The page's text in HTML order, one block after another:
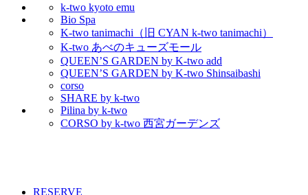
k-two kyoto emu
Bio Spa
K-two tanimachi（旧 CYAN k-two tanimachi）
K-two あべのキューズモール
QUEEN’S GARDEN by K-two add
QUEEN’S GARDEN by K-two Shinsaibashi
corso
SHARE by k-two
Pilina by k-two
CORSO by k-two 西宮ガーデンズ
RESERVE